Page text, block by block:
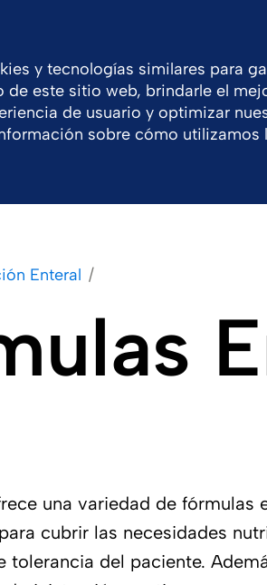
Productos
Enteral
una variedad de
cubrir las necesidades
tolerancia del paciente.
y tecnologías similares para
de este sitio web, brindarle el
de usuario y optimizar
sobre cómo utilizamos